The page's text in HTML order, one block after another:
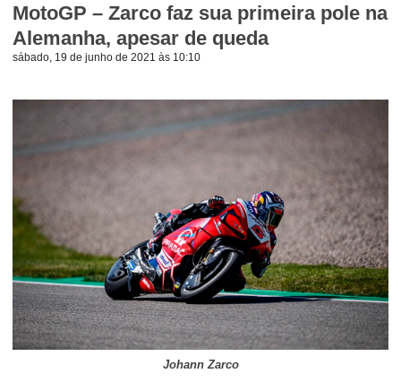
MotoGP – Zarco faz sua primeira pole na
Alemanha, apesar de queda
sábado, 19 de junho de 2021 às 10:10
Johann Zarco